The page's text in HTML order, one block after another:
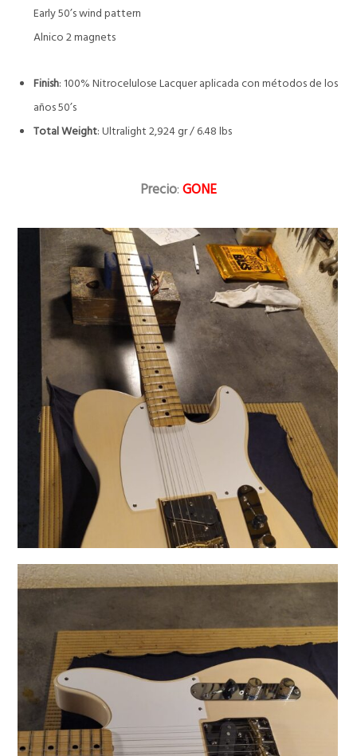
Early 50’s wind pattern
Alnico 2 magnets
Finish: 100% Nitrocelulose Lacquer aplicada con métodos de los
años 50’s
Total Weight: Ultralight 2,924 gr / 6.48 lbs
Precio:GONE